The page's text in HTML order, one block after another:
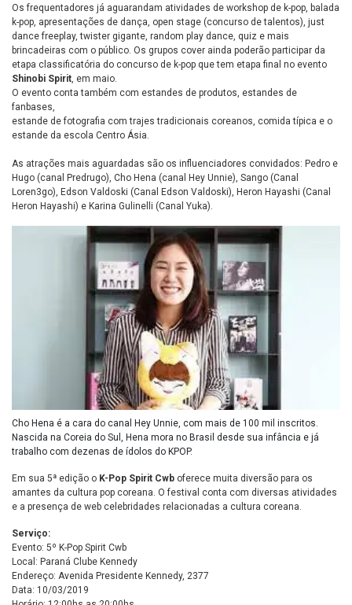
Os frequentadores já aguarandam atividades de workshop de k-pop, balada
k-pop, apresentações de dança, open stage (concurso de talentos), just
dance freeplay, twister gigante, random play dance, quiz e mais
brincadeiras com o público. Os grupos cover ainda poderão participar da
etapa classificatória do concurso de k-pop que tem etapa final no evento
Shinobi Spirit, em maio.
O evento conta também com estandes de produtos, estandes de
fanbases,
estande de fotografia com trajes tradicionais coreanos, comida típica e o
estande da escola Centro Ásia.
As atrações mais aguardadas são os influenciadores convidados: Pedro e
Hugo (canal Predrugo), Cho Hena (canal Hey Unnie), Sango (Canal
Loren3go), Edson Valdoski (Canal Edson Valdoski), Heron Hayashi (Canal
Heron Hayashi) e Karina Gulinelli (Canal Yuka).
Cho Hena é a cara do canal Hey Unnie, com mais de 100 mil inscritos.
Nascida na Coreia do Sul, Hena mora no Brasil desde sua infância e já
trabalho com dezenas de ídolos do KPOP.
Em sua 5ª edição o K-Pop Spirit Cwb oferece muita diversão para os
amantes da cultura pop coreana. O festival conta com diversas atividades
e a presença de web celebridades relacionadas a cultura coreana.
Serviço:
Evento: 5º K-Pop Spirit Cwb
Local: Paraná Clube Kennedy
Endereço: Avenida Presidente Kennedy, 2377
Data: 10/03/2019